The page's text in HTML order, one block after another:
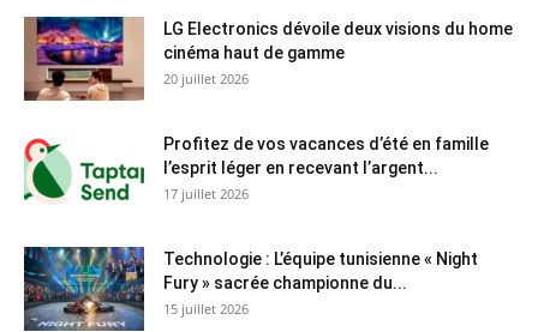
LG Electronics dévoile deux visions du home
cinéma haut de gamme
20 juillet 2026
Profitez de vos vacances d’été en famille
l’esprit léger en recevant l’argent...
17 juillet 2026
Technologie : L’équipe tunisienne « Night
Fury » sacrée championne du...
15 juillet 2026